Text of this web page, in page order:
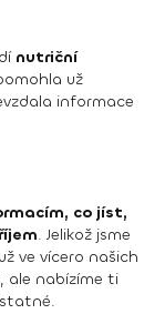
nutriční
už
informace
co jíst,
. Jelikož jsme
ve vícero našich
ale nabízíme ti